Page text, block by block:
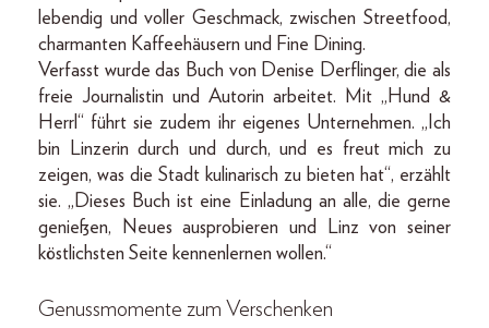
lebendig und voller Geschmack, zwischen Streetfood,
charmanten Kaffeehäusern und Fine Dining.
Verfasst wurde das Buch von Denise Derflinger, die als
freie Journalistin und Autorin arbeitet. Mit „Hund &
Herrl“ führt sie zudem ihr eigenes Unternehmen. „Ich
bin Linzerin durch und durch, und es freut mich zu
zeigen, was die Stadt kulinarisch zu bieten hat“, erzählt
sie. „Dieses Buch ist eine Einladung an alle, die gerne
genießen, Neues ausprobieren und Linz von seiner
köstlichsten Seite kennenlernen wollen.“
Genussmomente zum Verschenken